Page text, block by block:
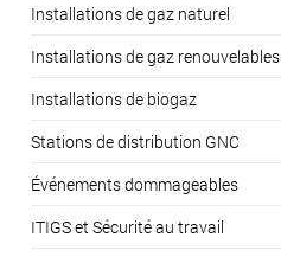
Installations de gaz naturel
Installations de gaz renouvelables
Installations de biogaz
Stations de distribution GNC
Événements dommageables
ITIGS et Sécurité au travail